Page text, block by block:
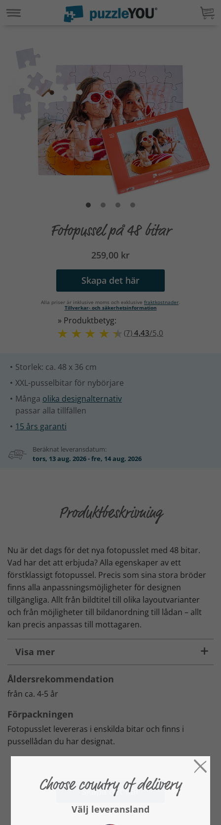
Fotopussel på 48 bitar
» Produktbetyg:
(7) 4,43/5,0
Storlek: ca. 48 x 36 cm
XXL-pusselbitar för nybörjare
Många olika designalternativ
passar alla tillfällen
15 års garanti
Beräknat leveransdatum:
tors, 13 aug. 2026 - fre, 14 aug. 2026
259,00 kr
Skapa det här
Alla priser är inklusive moms och exklusive fraktkostnader.
Tillverkar- och säkerhetsinformation
Produktbeskrivning
Nu är det dags för det nya fotopusslet med 48 bitar.
Vad har det att erbjuda? Alla egenskaper av ett
förstklassigt fotopussel. Precis som sina stora bröder
finns alla anpassningsmöjligheter för designen
tillgängliga. Allt från bildtitel till olika layoutvarianter
och från möjligheter till bildanordning till lådan – allt
kan precis anpassas till mottagaren.
Visa mer
Åldersrekommendation
från ca. 4-5 år
Förpackningen
Fotopusslet levereras i enskilda bitar och finns i
pussellådan du har designat.
Skapa det här